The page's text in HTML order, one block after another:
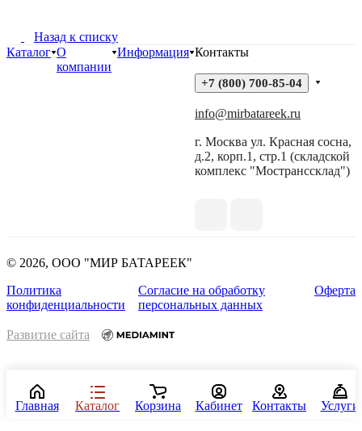
Назад к списку
Каталог О
компании
Информация Контакты
+7 (800) 700-85-04
info@mirbatareek.ru
г. Москва ул. Красная сосна,
д.2, корп.1, стр.1 (складской
комплекс "Мостранссклад")
© 2026, ООО "МИР БАТАРЕЕК"
Политика
конфиденциальности
Согласие на обработку
персональных данных
Оферта
Развитие сайта
Главная Каталог Корзина Кабинет Контакты Услуги